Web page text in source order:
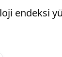
endeksi